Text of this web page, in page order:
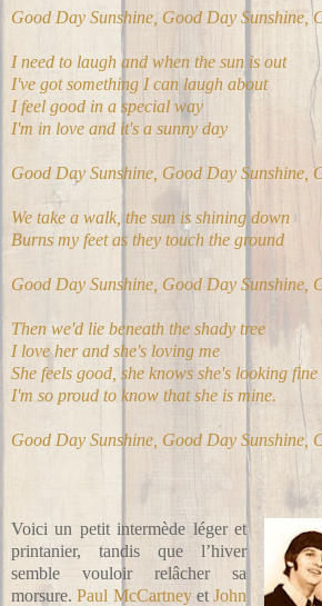
Good Day Sunshine, Good Day Sunshine,
I need to laugh and when the sun is out
I've got something I can laugh about
I feel good in a special way
I'm in love and it's a sunny day
Good Day Sunshine, Good Day Sunshine,
We take a walk, the sun is shining down
Burns my feet as they touch the ground
Good Day Sunshine, Good Day Sunshine,
Then we'd lie beneath the shady tree
I love her and she's loving me
She feels good, she knows she's looking fine
I'm so proud to know that she is mine.
Good Day Sunshine, Good Day Sunshine,
Voici un petit intermède léger et
printanier, tandis que l’hiver
semble vouloir relâcher sa
morsure.Paul McCartneyet John